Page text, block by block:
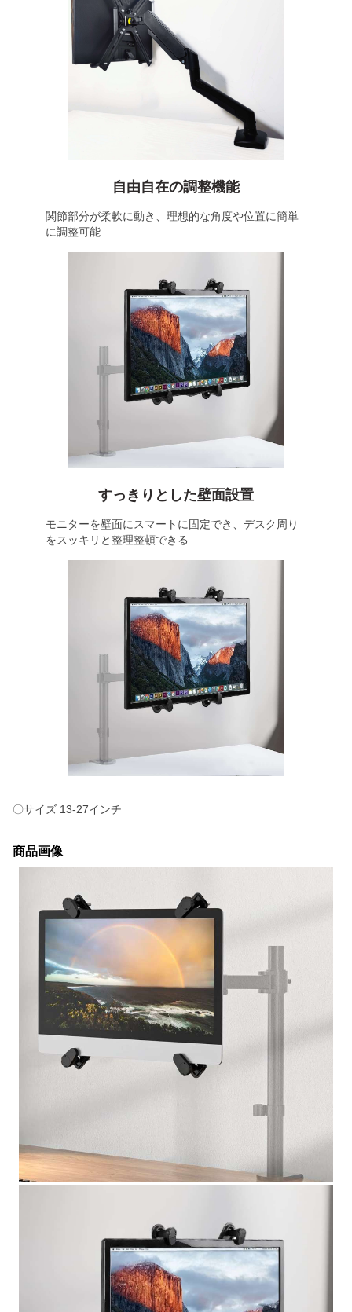
自由自在の調整機能
関節部分が柔軟に動き、理想的な角度や位置に簡単
に調整可能
すっきりとした壁面設置
モニターを壁面にスマートに固定でき、デスク周り
をスッキリと整理整頓できる
〇サイズ 13-27インチ
商品画像